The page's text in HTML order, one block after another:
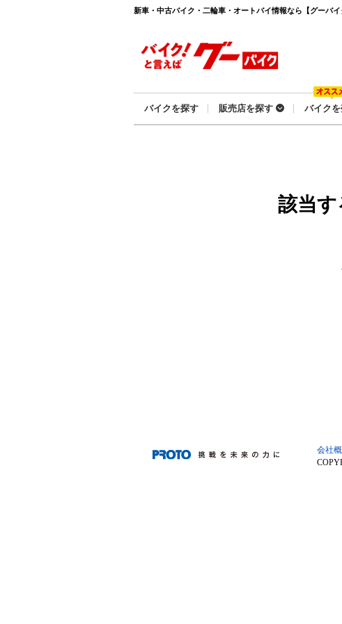
新車・中古バイク・二輪車・オートバイ情報なら【グーバイ
バイクを探す 販売店を探す バイク
該当す
会社